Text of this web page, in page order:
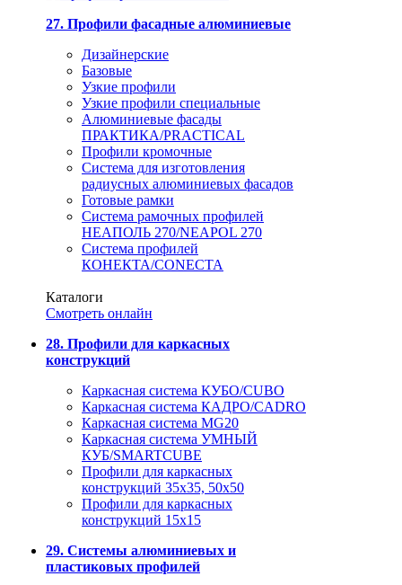
27. Профили фасадные алюминиевые
Дизайнерские
Базовые
Узкие профили
Узкие профили специальные
Алюминиевые фасады
ПРАКТИКА/PRACTICAL
Профили кромочные
Система для изготовления
радиусных алюминиевых фасадов
Готовые рамки
Система рамочных профилей
НЕАПОЛЬ 270/NEAPOL 270
Система профилей
КОНЕКТА/CONECTA
Каталоги
Смотреть онлайн
28. Профили для каркасных
конструкций
Каркасная система КУБО/CUBO
Каркасная система КАДРО/CADRO
Каркасная система MG20
Каркасная система УМНЫЙ
КУБ/SMARTCUBE
Профили для каркасных
конструкций 35x35, 50x50
Профили для каркасных
конструкций 15х15
29. Системы алюминиевых и
пластиковых профилей